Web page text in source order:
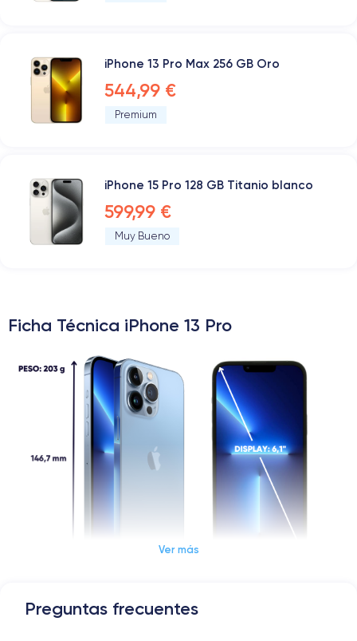
iPhone 13 Pro Max 256 GB Oro
544,99 €
Premium
iPhone 15 Pro 128 GB Titanio blanco
599,99 €
Muy Bueno
Ficha Técnica iPhone 13 Pro
Dimensiones y Peso iPhone 13 Pro
Ver más
Preguntas frecuentes